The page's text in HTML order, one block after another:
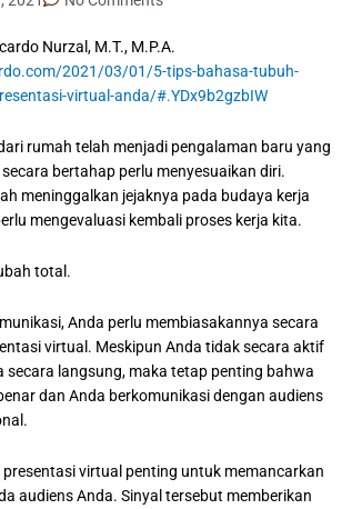
Nurzal, M.T., M.P.A.
2021/03/01/5-tips-bahasa-tubuh-
virtual-anda/#.YDx9b2gzbIW
rumah telah menjadi pengalaman baru yang
bertahap perlu menyesuaikan diri.
meninggalkan jejaknya pada budaya kerja
mengevaluasi kembali proses kerja kita.
total.
Anda perlu membiasakannya secara
virtual. Meskipun Anda tidak secara aktif
secara langsung, maka tetap penting bahwa
dan Anda berkomunikasi dengan audiens
virtual penting untuk memancarkan
audiens Anda. Sinyal tersebut memberikan